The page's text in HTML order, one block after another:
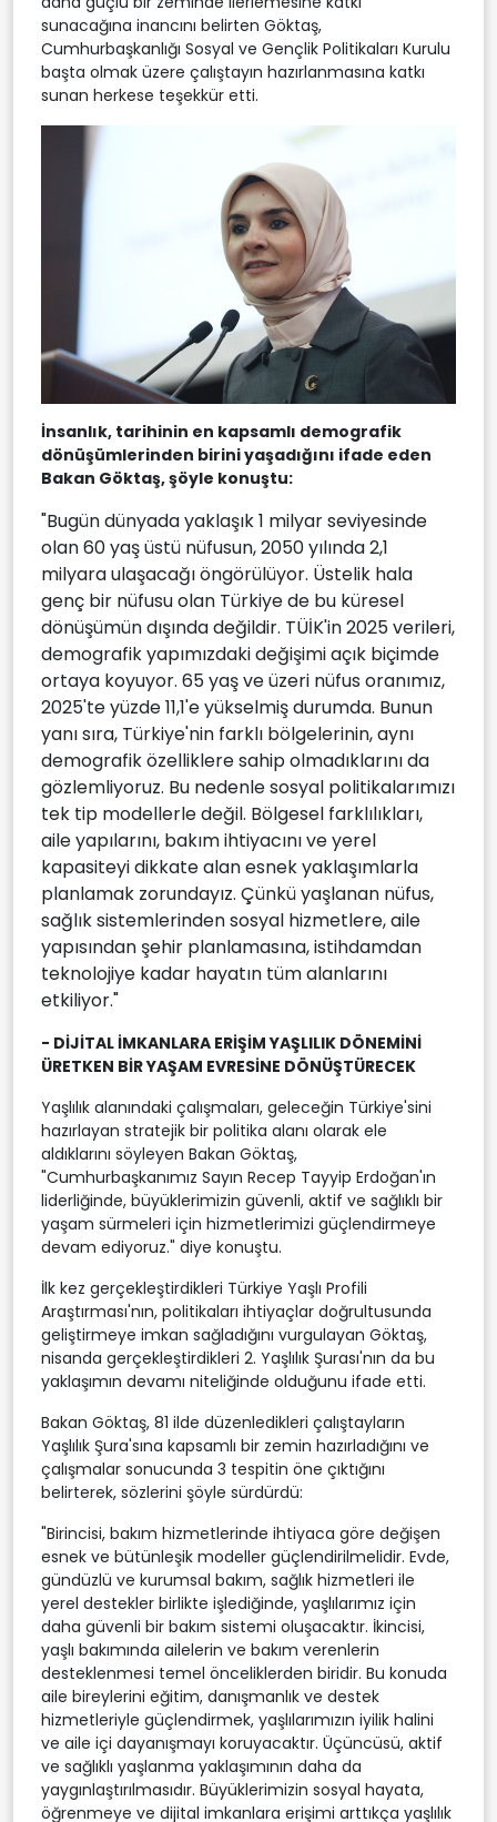
sunacağına inancını belirten Göktaş,
Cumhurbaşkanlığı Sosyal ve Gençlik Politikaları Kurulu
başta olmak üzere çalıştayın hazırlanmasına katkı
sunan herkese teşekkür etti.
İnsanlık, tarihinin en kapsamlı demografik
dönüşümlerinden birini yaşadığını ifade eden
Bakan Göktaş, şöyle konuştu:
"Bugün dünyada yaklaşık 1 milyar seviyesinde
olan 60 yaş üstü nüfusun, 2050 yılında 2,1
milyara ulaşacağı öngörülüyor. Üstelik hala
genç bir nüfusu olan Türkiye de bu küresel
dönüşümün dışında değildir. TÜİK'in 2025 verileri,
demografik yapımızdaki değişimi açık biçimde
ortaya koyuyor. 65 yaş ve üzeri nüfus oranımız,
2025'te yüzde 11,1'e yükselmiş durumda. Bunun
yanı sıra, Türkiye'nin farklı bölgelerinin, aynı
demografik özelliklere sahip olmadıklarını da
gözlemliyoruz. Bu nedenle sosyal politikalarımızı
tek tip modellerle değil. Bölgesel farklılıkları,
aile yapılarını, bakım ihtiyacını ve yerel
kapasiteyi dikkate alan esnek yaklaşımlarla
planlamak zorundayız. Çünkü yaşlanan nüfus,
sağlık sistemlerinden sosyal hizmetlere, aile
yapısından şehir planlamasına, istihdamdan
teknolojiye kadar hayatın tüm alanlarını
etkiliyor."
- DİJİTAL İMKANLARA ERİŞİM YAŞLILIK DÖNEMİNİ
ÜRETKEN BİR YAŞAM EVRESİNE DÖNÜŞTÜRECEK
Yaşlılık alanındaki çalışmaları, geleceğin Türkiye'sini
hazırlayan stratejik bir politika alanı olarak ele
aldıklarını söyleyen Bakan Göktaş,
"Cumhurbaşkanımız Sayın Recep Tayyip Erdoğan'ın
liderliğinde, büyüklerimizin güvenli, aktif ve sağlıklı bir
yaşam sürmeleri için hizmetlerimizi güçlendirmeye
devam ediyoruz." diye konuştu.
İlk kez gerçekleştirdikleri Türkiye Yaşlı Profili
Araştırması'nın, politikaları ihtiyaçlar doğrultusunda
geliştirmeye imkan sağladığını vurgulayan Göktaş,
nisanda gerçekleştirdikleri 2. Yaşlılık Şurası'nın da bu
yaklaşımın devamı niteliğinde olduğunu ifade etti.
Bakan Göktaş, 81 ilde düzenledikleri çalıştayların
Yaşlılık Şura'sına kapsamlı bir zemin hazırladığını ve
çalışmalar sonucunda 3 tespitin öne çıktığını
belirterek, sözlerini şöyle sürdürdü:
"Birincisi, bakım hizmetlerinde ihtiyaca göre değişen
esnek ve bütünleşik modeller güçlendirilmelidir. Evde,
gündüzlü ve kurumsal bakım, sağlık hizmetleri ile
yerel destekler birlikte işlediğinde, yaşlılarımız için
daha güvenli bir bakım sistemi oluşacaktır. İkincisi,
yaşlı bakımında ailelerin ve bakım verenlerin
desteklenmesi temel önceliklerden biridir. Bu konuda
aile bireylerini eğitim, danışmanlık ve destek
hizmetleriyle güçlendirmek, yaşlılarımızın iyilik halini
ve aile içi dayanışmayı koruyacaktır. Üçüncüsü, aktif
ve sağlıklı yaşlanma yaklaşımının daha da
yaygınlaştırılmasıdır. Büyüklerimizin sosyal hayata,
öğrenmeye ve dijital imkanlara erişimi arttıkça yaşlılık